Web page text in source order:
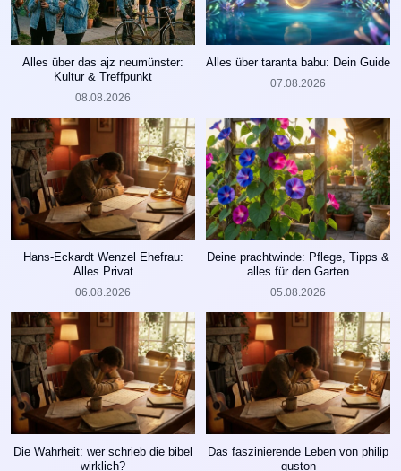
Alles über das ajz neumünster:
Kultur & Treffpunkt
08.08.2026
Alles über taranta babu: Dein Guide
07.08.2026
Hans-Eckardt Wenzel Ehefrau:
Alles Privat
06.08.2026
Deine prachtwinde: Pflege, Tipps &
alles für den Garten
05.08.2026
Die Wahrheit: wer schrieb die bibel
wirklich?
Das faszinierende Leben von philip
guston